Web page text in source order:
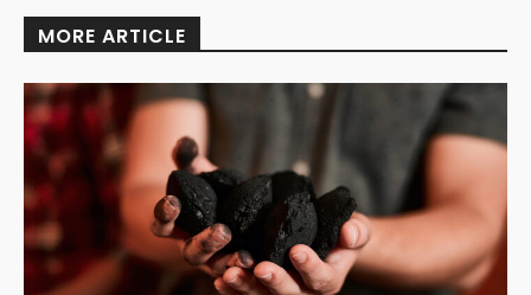
MORE ARTICLE